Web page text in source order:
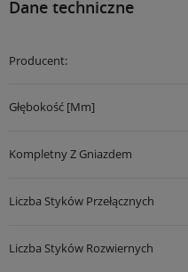
Dane techniczne
Producent:
Głębokość [mm]
Kompletny Z Gniazdem
Liczba Styków Przełącznych
Liczba Styków Rozwiernych